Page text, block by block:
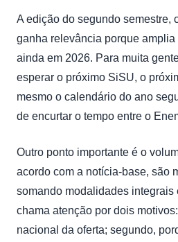
A edição do segundo semestre,
ganha relevância porque
ainda em 2026. Para muita
esperar o próximo SiSU, o
mesmo o calendário do ano
de encurtar o tempo entre o
Outro ponto importante é o
acordo com a notícia-base, são
somando modalidades integrais
chama atenção por dois
nacional da oferta; segundo,